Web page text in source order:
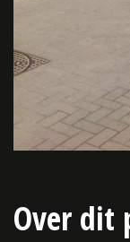
Over dit